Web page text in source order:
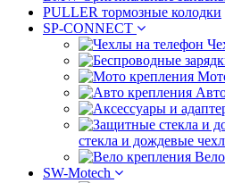
PULLER тормозные колодки
SP-CONNECT
стекла и дождевые
SW-Motech